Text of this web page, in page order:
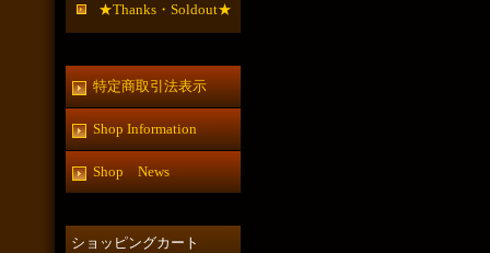
★Thanks・Soldout★
特定商取引法表示
Shop Information
Shop News
ショッピングカート